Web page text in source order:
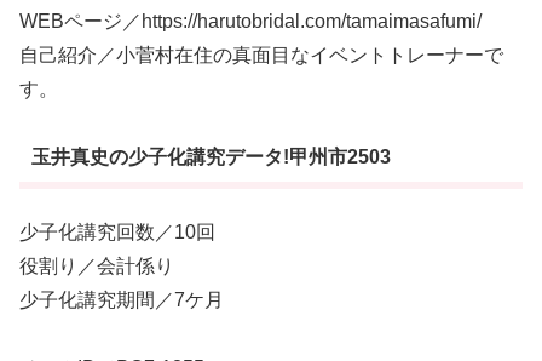
WEBページ／https://harutobridal.com/tamaimasafumi/
自己紹介／小菅村在住の真面目なイベントトレーナーで
す。
玉井真史の少子化講究データ!甲州市2503
少子化講究回数／10回
役割り／会計係り
少子化講究期間／7ケ月